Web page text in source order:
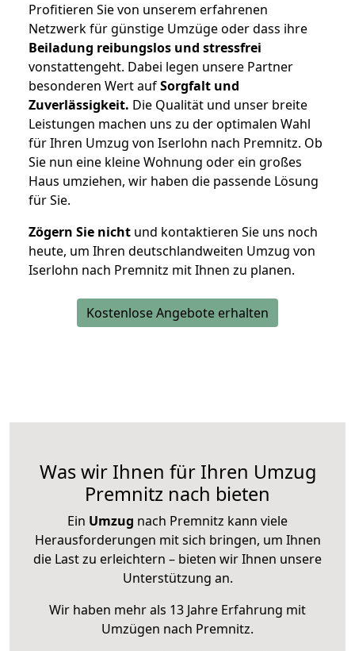
Profitieren Sie von unserem erfahrenen
Netzwerk für günstige Umzüge oder dass ihre
Beiladung reibungslos und stressfrei
vonstattengeht. Dabei legen unsere Partner
besonderen Wert aufSorgfalt und
Zuverlässigkeit. Die Qualität und unser breite
Leistungen machen uns zu der optimalen Wahl
für Ihren Umzug von Iserlohn nach Premnitz. Ob
Sie nun eine kleine Wohnung oder ein großes
Haus umziehen, wir haben die passende Lösung
für Sie.
Zögern Sie nicht und kontaktieren Sie uns noch
heute, um Ihren deutschlandweiten Umzug von
Iserlohn nach Premnitz mit Ihnen zu planen.
Kostenlose Angebote erhalten
Was wir Ihnen für Ihren Umzug
Premnitz nach bieten
Ein Umzug nach Premnitz kann viele
Herausforderungen mit sich bringen, um Ihnen
die Last zu erleichtern – bieten wir Ihnen unsere
Unterstützung an.
Wir haben mehr als 13 Jahre Erfahrung mit
Umzügen nach Premnitz.